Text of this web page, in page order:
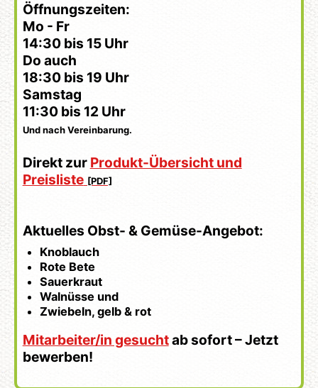
Öffnungszeiten:
Mo - Fr
14:30 bis 15 Uhr
Do auch
18:30 bis 19 Uhr
Samstag
11:30 bis 12 Uhr
Und nach Vereinbarung.
Direkt zur Produkt-Übersicht und
Preisliste
Aktuelles Obst- & Gemüse-Angebot:
Knoblauch
Rote Bete
Sauerkraut
Walnüsse und
Zwiebeln, gelb & rot
Mitarbeiter/in gesuchtab sofort – Jetzt
bewerben!